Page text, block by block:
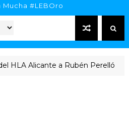
Mucha #LEBOro
a Rubén Perelló ACTUALIDAD